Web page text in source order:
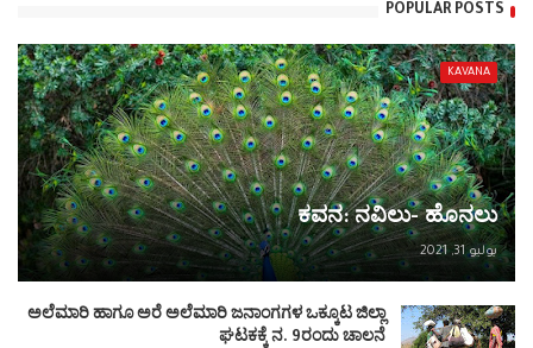
POPULAR POSTS
KAVANA
ಕವನ: ನವಿಲು- ಹೊನಲು
يوليو 31, 2021
ಅಲೆಮಾರಿ ಹಾಗೂ ಅರೆ ಅಲೆಮಾರಿ ಜನಾಂಗಗಳ ಒಕ್ಕೂಟ ಜಿಲ್ಲಾ
ಘಟಕಕ್ಕೆ ನ. 9ರಂದು ಚಾಲನೆ